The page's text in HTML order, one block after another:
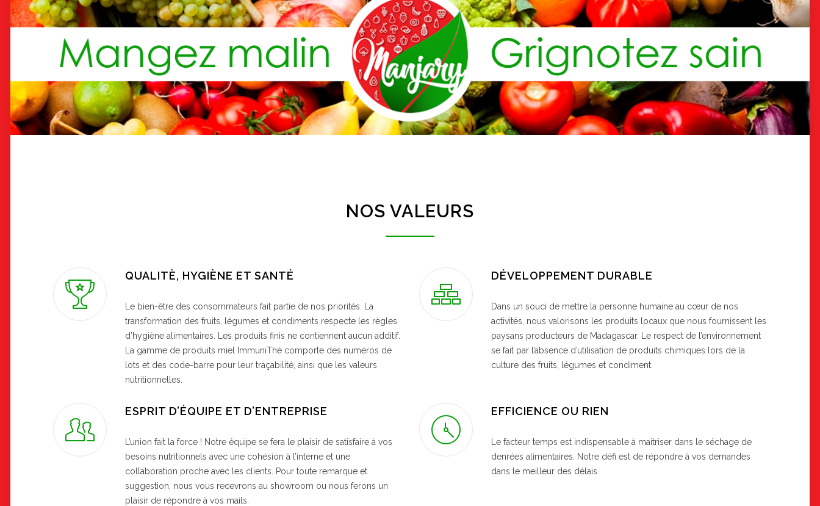
NOS VALEURS
QUALITÈ, HYGIÈNE ET SANTÉ
Le bien-être des consommateurs fait partie de nos priorités. La
transformation des fruits, légumes et condiments respecte les règles
d’hygiène alimentaires. Les produits finis ne contiennent aucun additif.
La gamme de produits miel ImmuniThé comporte des numéros de
lots et des code-barre pour leur traçabilité, ainsi que les valeurs
nutritionnelles.
DÉVELOPPEMENT DURABLE
Dans un souci de mettre la personne humaine au cœur de nos
activités, nous valorisons les produits locaux que nous fournissent les
paysans producteurs de Madagascar. Le respect de l’environnement
se fait par l’absence d’utilisation de produits chimiques lors de la
culture des fruits, légumes et condiment.
ESPRIT D’ÉQUIPE ET D’ENTREPRISE
L’union fait la force ! Notre équipe se fera le plaisir de satisfaire à vos
besoins nutritionnels avec une cohésion à l’interne et une
collaboration proche avec les clients. Pour toute remarque et
suggestion, nous vous recevrons au showroom ou nous ferons un
plaisir de répondre à vos mails.
EFFICIENCE OU RIEN
Le facteur temps est indispensable à maitriser dans le séchage de
denrées alimentaires. Notre défi est de répondre à vos demandes
dans le meilleur des délais.